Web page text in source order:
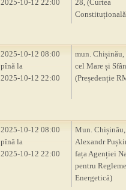
2025-10-12 22:00
28, (Curtea
2025-10-12 08:00
pînă la
2025-10-12 22:00
mun. Chișinău,
cel Mare și
(Președenție
2025-10-12 08:00
pînă la
2025-10-12 22:00
Mun. Chișinău,
Alexandr
fața Agenției
pentru
Energetică)